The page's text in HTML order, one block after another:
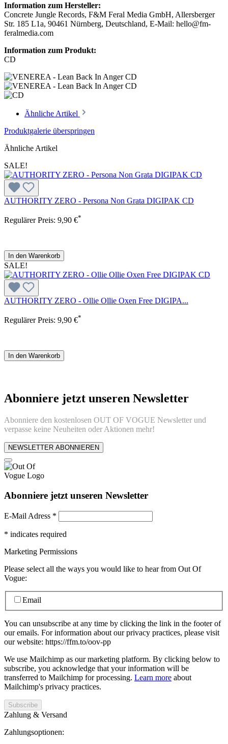
Information zum Hersteller:
Concrete Jungle Records, F&M Feral Media GmbH, Allersberger
Str. 185 L1a, 90461 Nürnberg, Deutschland, E-Mail: hello@fm-
feralmedia.com
Information zum Produkt:
CD
Ähnliche Artikel
Produktgalerie überspringen
Ähnliche Artikel
SALE!
AUTHORITY ZERO - Persona Non Grata DIGIPAK CD
Regulärer Preis: 9,90 €*
In den Warenkorb
SALE!
AUTHORITY ZERO - Ollie Ollie Oxen Free DIGIPA...
Regulärer Preis: 9,90 €*
In den Warenkorb
Abonniere jetzt unseren Newsletter
Abonniere den kostenlosen OUT OF VOGUE Newsletter und
verpasse keine Neuheiten oder Aktionen mehr!
NEWSLETTER ABONNIEREN
Abonniere jetzt unseren Newsletter
E-Mail Adress *
* indicates required
Marketing Permissions
Please select all the ways you would like to hear from Out Of
Vogue:
Email
You can unsubscribe at any time by clicking the link in the footer of
our emails. For information about our privacy practices, please visit
our website: https://ffm.to/oov-pp
We use Mailchimp as our marketing platform. By clicking below to
subscribe, you acknowledge that your information will be
transferred to Mailchimp for processing. Learn more about
Mailchimp's privacy practices.
Zahlung & Versand
Zahlungsoptionen: